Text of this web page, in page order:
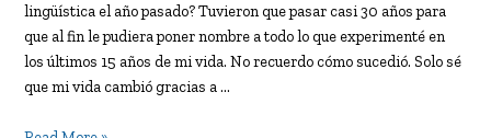
lingüística el año pasado? Tuvieron que pasar casi 30 años para
que al fin le pudiera poner nombre a todo lo que experimenté en
los últimos 15 años de mi vida. No recuerdo cómo sucedió. Solo sé
que mi vida cambió gracias a …